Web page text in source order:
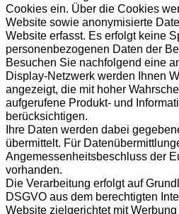
Cookies ein. Über die Cookies
Website sowie anonymisierte
Website erfasst. Es erfolgt keine
personenbezogenen Daten der
Besuchen Sie nachfolgend eine
Display-Netzwerk werden Ihnen
angezeigt, die mit hoher
aufgerufene Produkt- und
berücksichtigen.
Ihre Daten werden dabei
übermittelt. Für
Angemessenheitsbeschluss der
vorhanden.
Die Verarbeitung erfolgt auf
DSGVO aus dem berechtigten
Website zielgerichtet mit